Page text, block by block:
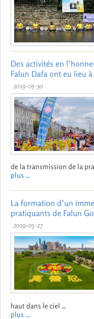
Des activités en
Falun Dafa ont eu lieu
2019-05-30
de la transmission de la
plus ...
La formation d’un
pratiquants de Falun
2019-05-27
haut dans le ciel ...
plus ...